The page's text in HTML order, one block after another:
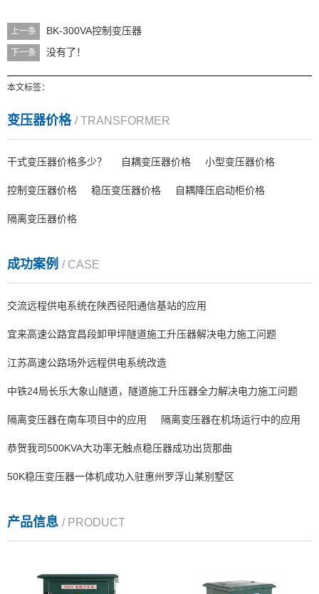
上一条 BK-300VA控制变压器
下一条 没有了！
本文标签：
变压器价格 / TRANSFORMER
干式变压器价格多少？ 自耦变压器价格 小型变压器价格
控制变压器价格 稳压变压器价格 自耦降压启动柜价格
隔离变压器价格
成功案例 / CASE
交流远程供电系统在陕西径阳通信基站的应用
宜来高速公路宜昌段卸甲坪隧道施工升压器解决电力施工问题
江苏高速公路场外远程供电系统改造
中铁24局长乐大象山隧道，隧道施工升压器全力解决电力施工问题
隔离变压器在南车项目中的应用 隔离变压器在机场运行中的应用
恭贺我司500KVA大功率无触点稳压器成功出货那曲
50K稳压变压器一体机成功入驻惠州罗浮山某别墅区
产品信息 / PRODUCT